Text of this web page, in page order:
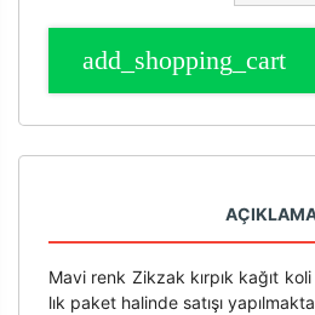
Mavi renk Zikzak kırpık kağıt
lık paket halinde satışı